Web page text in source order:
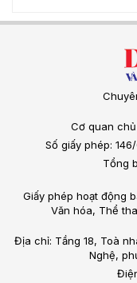
Cơ quan
Số giấy phép:
Tổng
Giấy phép hoạt động
Văn hóa, Thể
Địa chỉ: Tầng 18, Toà
Nghệ,